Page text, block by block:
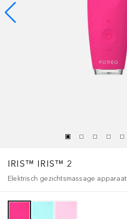
IRIS™ IRIS™ 2
Elektrisch gezichtsmassage apparaat